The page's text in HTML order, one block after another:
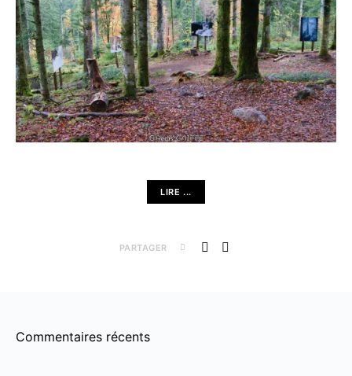
LIRE ...
PARTAGER
Commentaires récents